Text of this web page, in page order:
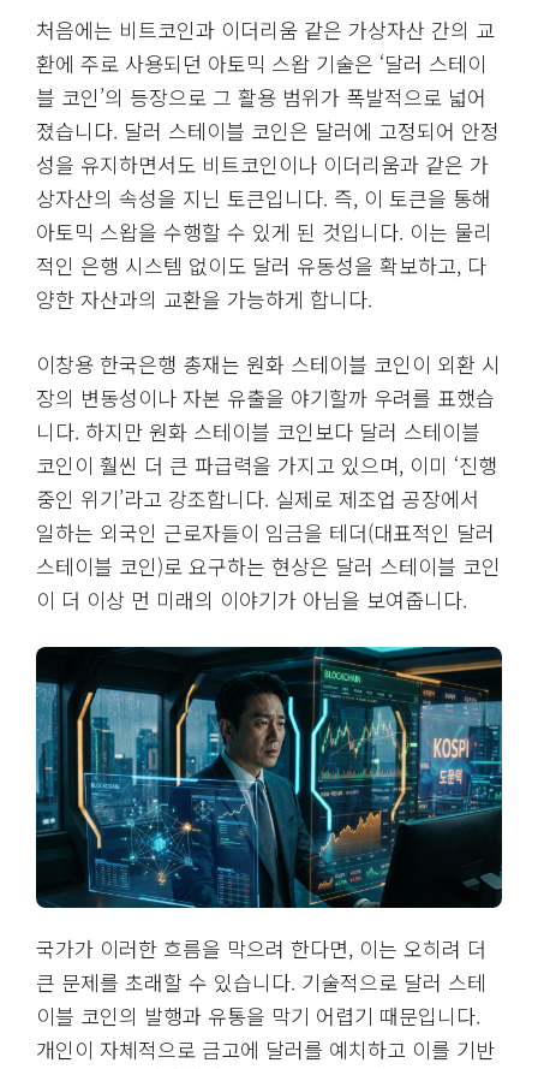
처음에는 비트코인과 이더리움 같은 가상자산 간의 교
환에 주로 사용되던 아토믹 스왑 기술은 ‘달러 스테이
블 코인’의 등장으로 그 활용 범위가 폭발적으로 넓어
졌습니다. 달러 스테이블 코인은 달러에 고정되어 안정
성을 유지하면서도 비트코인이나 이더리움과 같은 가
상자산의 속성을 지닌 토큰입니다. 즉, 이 토큰을 통해
아토믹 스왑을 수행할 수 있게 된 것입니다. 이는 물리
적인 은행 시스템 없이도 달러 유동성을 확보하고, 다
양한 자산과의 교환을 가능하게 합니다.
이창용 한국은행 총재는 원화 스테이블 코인이 외환 시
장의 변동성이나 자본 유출을 야기할까 우려를 표했습
니다. 하지만 원화 스테이블 코인보다 달러 스테이블
코인이 훨씬 더 큰 파급력을 가지고 있으며, 이미 ‘진행
중인 위기’라고 강조합니다. 실제로 제조업 공장에서
일하는 외국인 근로자들이 임금을 테더(대표적인 달러
스테이블 코인)로 요구하는 현상은 달러 스테이블 코인
이 더 이상 먼 미래의 이야기가 아님을 보여줍니다.
국가가 이러한 흐름을 막으려 한다면, 이는 오히려 더
큰 문제를 초래할 수 있습니다. 기술적으로 달러 스테
이블 코인의 발행과 유통을 막기 어렵기 때문입니다.
개인이 자체적으로 금고에 달러를 예치하고 이를 기반